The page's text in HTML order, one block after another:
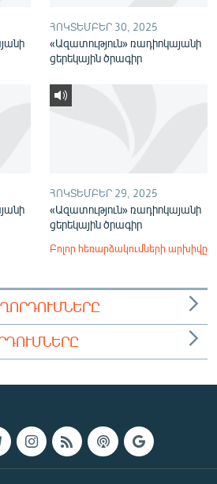
ՀՈԿՏԵՄԲԵՐ 30, 2025
«Ազատություն» ռադիոկայանի
ցերեկային ծրագիր
ՀՈԿՏԵՄԲԵՐ 29, 2025
«Ազատություն» ռադիոկայանի
ցերեկային ծրագիր
Բոլոր հեռարձակումների արխիվը